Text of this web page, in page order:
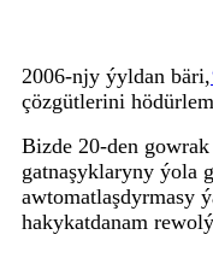
2006-njy ýyldan bäri,
çözgütlerini
Bizde 20-den
gatnaşyklaryny ýola
awtomatlaşdyrmasy
hakykatdanam